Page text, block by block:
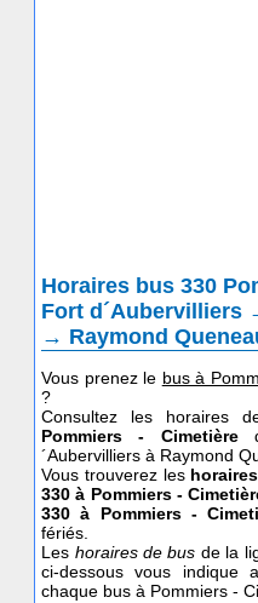
Horaires bus 330
Fort d´Aubervilliers
→ Raymond
Vous prenez le bus à
?
Consultez les horaires
Pommiers - Cimetière
´Aubervilliers à Raymond
Vous trouverez les
330 à Pommiers -
330 à Pommiers -
fériés.
Les horaires de bus de la
ci-dessous vous indique
chaque bus à Pommiers -